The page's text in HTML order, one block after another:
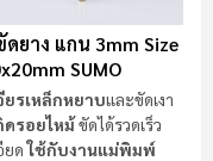
ยาง แกน 3mm Size
SUMO
ยรเหล็กหยาบและขัดเงา
ดรอยไหม้ขัดได้รวดเร็ว
ยดใช้กับงานแม่พิมพ์